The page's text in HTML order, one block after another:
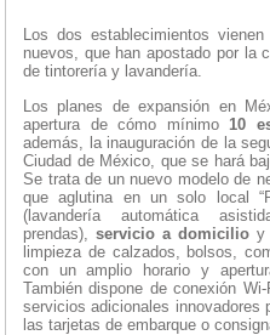
Los dos establecimientos
nuevos, que han apostado por la
de tintorería y lavandería.
Los planes de expansión en
apertura de cómo mínimo 10
además, la inauguración de la
Ciudad de México, que se hará
Se trata de un nuevo modelo de
que aglutina en un solo local
(lavandería automática
prendas), servicio a domicilioy
limpieza de calzados, bolsos,
con un amplio horario y
También dispone de conexión
servicios adicionales innovadores
las tarjetas de embarque o